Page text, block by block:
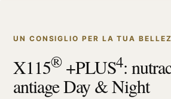
UN CONSIGLIO PER LA TUA
X115®+PLUS4:
antiage Day & Night